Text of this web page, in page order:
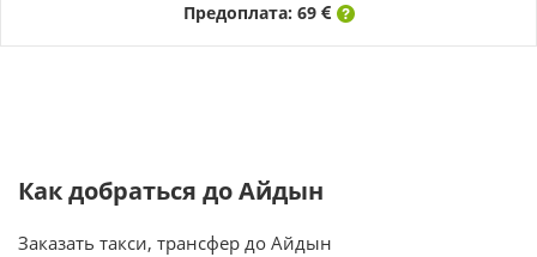
Предоплата: 69
Как добраться до Айдын
Заказать такси, трансфер до Айдын